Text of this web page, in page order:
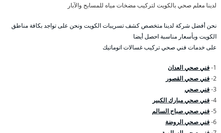
لدينا معلم صحي بالكويت لتركيب مضخات مياه للمسابح والآبار
نحن أفضل شركة لدينا متخصص كشف تسريبات الكويت ونحن على تواجد بكافة مناطق
الكويت وبأسعار مناسبة احصل أيضا
على خدمات فني صحي تركيب غسالات اتوماتيك
1- فني صحي العدان
2- فني صحي القصور
3- فني صحي
4- فني صحي مبارك الكبير
5- فني صحي صباح السالم
6- فني صحي الروضة